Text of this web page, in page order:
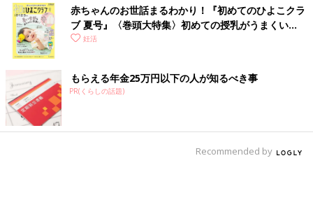
赤ちゃんのお世話まるわかり！『初めてのひよこクラ
ブ 夏号』〈巻頭大特集〉初めての授乳がうまくい
く！ おっぱい・ミルクの基本と夏のトラブル 解決テ
妊活
もらえる年金25万円以下の人が知るべき事
PR(くらしの話題)
Recommended by